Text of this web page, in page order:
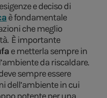
e deciso di
è fondamentale
che meglio
È importante
e metterla sempre in
da riscaldare.
sempre essere
dell’ambiente in cui